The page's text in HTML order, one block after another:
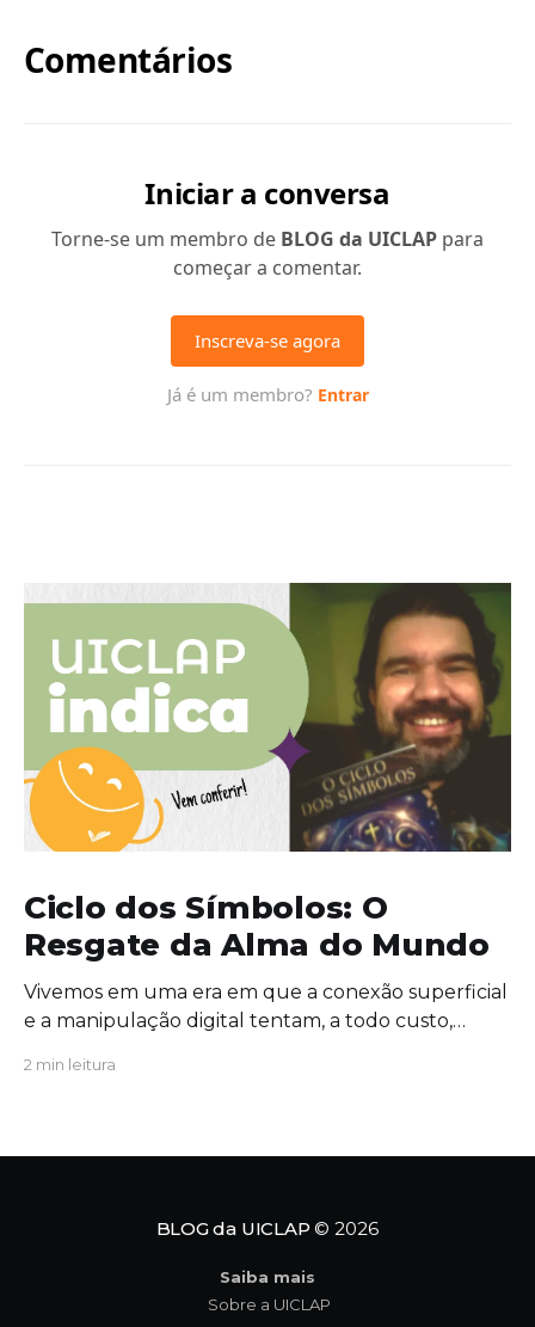
Ciclo dos Símbolos: O
Resgate da Alma do Mundo
Vivemos em uma era em que a conexão superficial
e a manipulação digital tentam, a todo custo,
exatamente nesse cenário de extrema urgência
verdadeira convocação para
2 min leitura
BLOG da UICLAP © 2026
Saiba mais
Sobre a UICLAP